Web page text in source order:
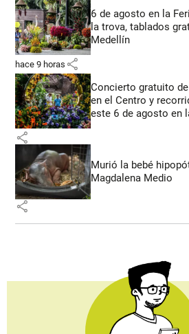
6 de agosto en la
la trova, tablados
Medellín
hace 9 horas share
Concierto gratuito
en el Centro y
este 6 de agosto en
share
Murió la bebé
Magdalena Medio
share